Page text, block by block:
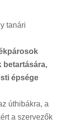
tanári
betartására,
épsége
úthibákra, a
a szervezők